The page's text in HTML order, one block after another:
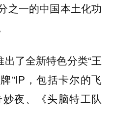
之一的中国本土化功
出了全新特色分类“王
”IP，包括卡尔的飞
夜、《头脑特工队